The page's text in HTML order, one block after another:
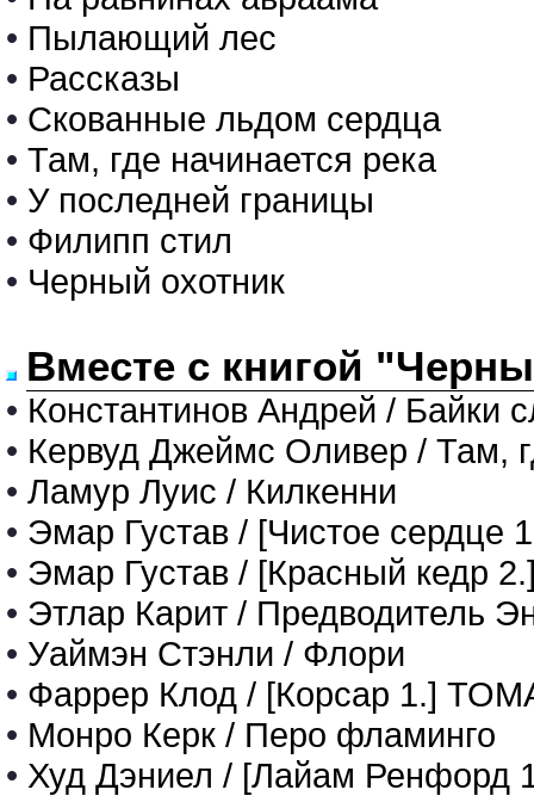
• Пылающий лес
• Рассказы
• Скованные льдом сердца
• Там, где начинается река
• У последней границы
• Филипп стил
• Черный охотник
Вместе с книгой
• Константинов Андрей / Байки
• Кервуд Джеймс Оливер / Там,
• Ламур Луис / Килкенни
• Эмар Густав / [Чистое сердце
• Эмар Густав / [Красный кедр
• Этлар Карит / Предводитель
• Уаймэн Стэнли / Флори
• Фаррер Клод / [Корсар 1.]
• Монро Керк / Перо фламинго
• Худ Дэниел / [Лайам Ренфорд